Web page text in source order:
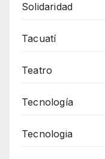
Solidaridad
Tacuatí
Teatro
Tecnología
Tecnologia